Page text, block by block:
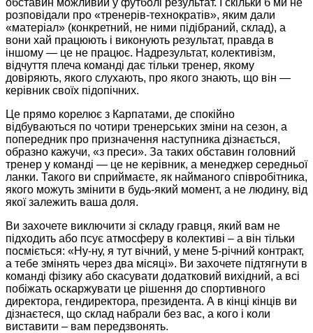
розповідали про «тренерів-технократів», яким дали
«матеріал» (конкретний, не ними підібраний, склад), а
вони хай працюють і виконують результат, правда в
іншому — це не працює. Надрезультат, колективізм,
відчуття плеча команді дає тільки тренер, якому
довіряють, якого слухають, про якого знають, що він —
керівник своїх підопічних.
Це прямо корелює з Карпатами, де спокійно
відбуваються по чотири тренерських зміни на сезон, а
попередник про призначення наступника дізнається,
образно кажучи, «з преси». За таких обставин головний
тренер у команді — це не керівник, а менеджер середньої
ланки. Такого ви сприймаєте, як найманого співробітника,
якого можуть змінити в будь-який момент, а не людину, від
якої залежить ваша доля.
Ви захочете виключити зі складу гравця, який вам не
підходить або псує атмосферу в колективі – а він тільки
посміється: «Ну-ну, я тут вічний, у мене 5-річний контракт,
а тебе змінять через два місяці». Ви захочете підтягнути в
команді фізику або скасувати додатковий вихідний, а всі
побіжать оскаржувати це рішення до спортивного
директора, гендиректора, президента. А в кінці кінців ви
дізнаєтеся, що склад набрали без вас, а кого і коли
виставити – вам передзвонять.